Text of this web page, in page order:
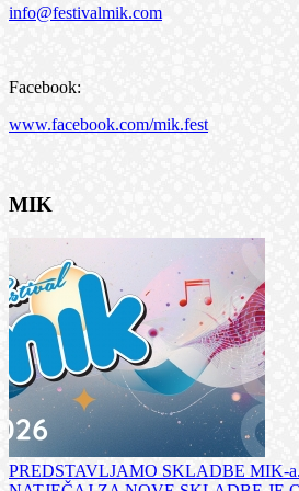
info@festivalmik.com
Facebook:
www.facebook.com/mik.fest
MIK
PREDSTAVLJAMO SKLADBE MIK-